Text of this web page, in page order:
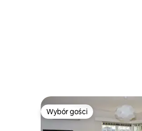
Wybór gości
Wybór gości